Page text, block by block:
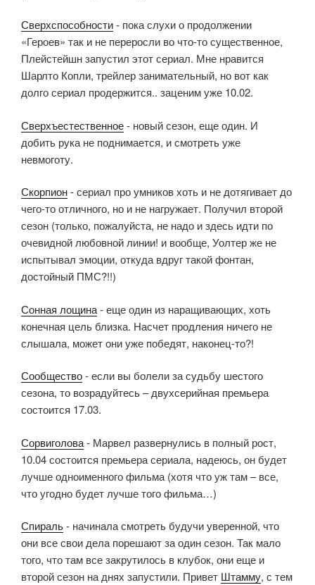
Сверхспособности- пока слухи о продолжении
«Героев» так и не переросли во что-то существенное,
Плейстейшн запустил этот сериал. Мне нравится
Шарлто Копли, трейлер занимательный, но вот как
долго сериал продержится.. заценим уже 10.02.
Сверхъестественное- новый сезон, еще один. И
добить рука не поднимается, и смотреть уже
невмоготу.
Скорпион- сериал про умников хоть и не дотягивает до
чего-то отличного, но и не нагружает. Получил второй
сезон (только, пожалуйста, не надо и здесь идти по
очевидной любовной линии! и вообще, Уолтер же не
испытывал эмоции, откуда вдруг такой фонтан,
достойный ПМС?!!)
Сонная лощина- еще один из наращивающих, хоть
конечная цель близка. Насчет продления ничего не
слышала, может они уже победят, наконец-то?!
Сообщество- если вы болели за судьбу шестого
сезона, то возрадуйтесь – двухсерийная премьера
состоится 17.03.
Сорвиголова- Марвел развернулись в полный рост,
10.04 состоится премьера сериала, надеюсь, он будет
лучше одноименного фильма (хотя что уж там – все,
что угодно будет лучше того фильма…)
Спираль- начинала смотреть будучи уверенной, что
они все свои дела порешают за один сезон. Так мало
того, что там все закрутилось в клубок, они еще и
второй сезон на днях запустили. Привет Штамму, с тем